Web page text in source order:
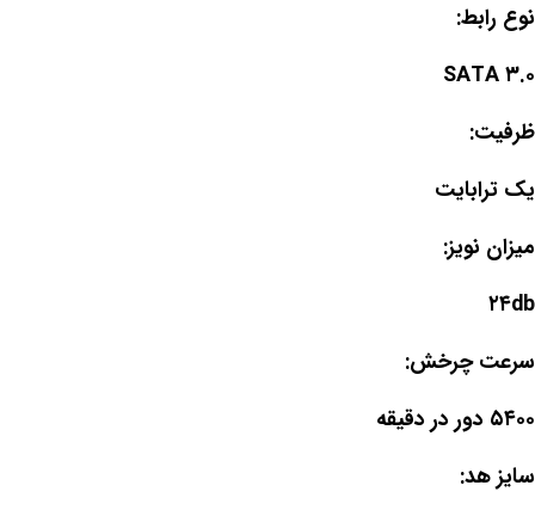
نوع رابط:
SATA ۳.۰
ظرفیت:
یک ترابایت
میزان نویز:
۲۴db
سرعت چرخش:
۵۴۰۰ دور در دقیقه
سایز هد: